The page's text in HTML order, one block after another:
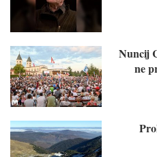
Nuncij
ne